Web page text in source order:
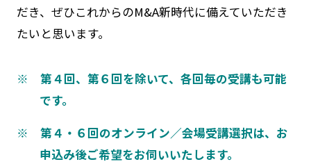
だき、ぜひこれからのM&A新時代に備えていただき
たいと思います。
※ 第４回、第６回を除いて、各回毎の受講も可能
です。
※ 第４・６回のオンライン／会場受講選択は、お
申込み後ご希望をお伺いいたします。